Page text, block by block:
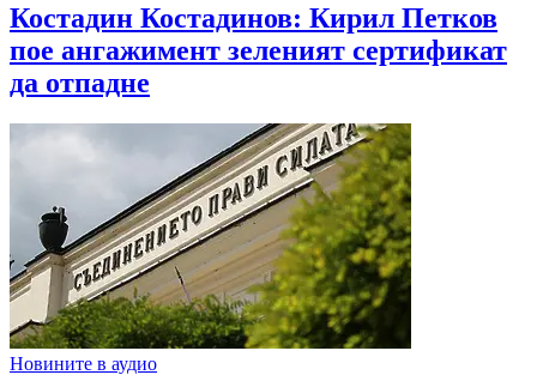
Костадин Костадинов: Кирил Петков
пое ангажимент зеленият сертификат
да отпадне
Новините в аудио